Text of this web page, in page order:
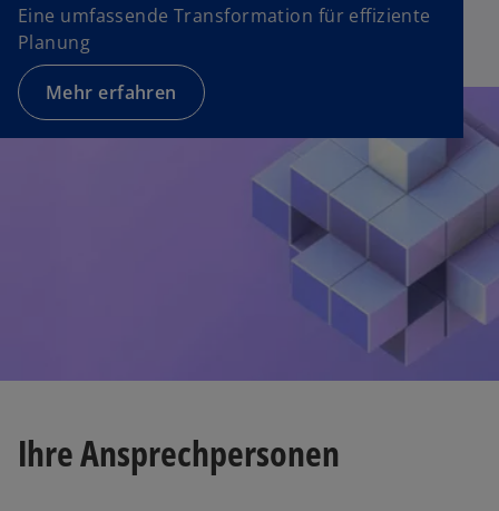
ff
n
t
Eine umfassende Transformation für effiziente
Planung
Mehr erfahren
Ihre Ansprechpersonen